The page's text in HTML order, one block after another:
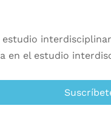
en el estudio